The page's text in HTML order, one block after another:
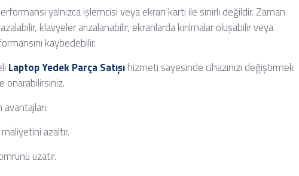
yalnızca işlemcisi veya ekran kartı ile sınırlı değildir. Zaman
klavyeler arızalanabilir, ekranlarda kırılmalar oluşabilir veya
kaybedebilir.
Laptop Yedek Parça Satışıhizmeti sayesinde cihazınızı değiştirmek
onarabilirsiniz.
avantajları:
azaltır.
uzatır.